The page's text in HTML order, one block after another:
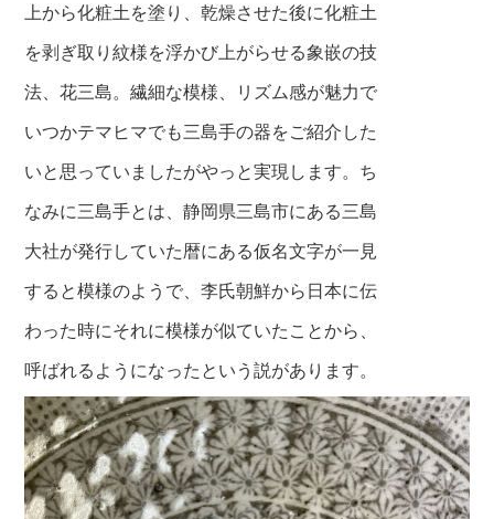
上から化粧土を塗り、乾燥させた後に化粧土
を剥ぎ取り紋様を浮かび上がらせる象嵌の技
法、花三島。繊細な模様、リズム感が魅力で
いつかテマヒマでも三島手の器をご紹介した
いと思っていましたがやっと実現します。ち
なみに三島手とは、静岡県三島市にある三島
大社が発行していた暦にある仮名文字が一見
すると模様のようで、李氏朝鮮から日本に伝
わった時にそれに模様が似ていたことから、
呼ばれるようになったという説があります。